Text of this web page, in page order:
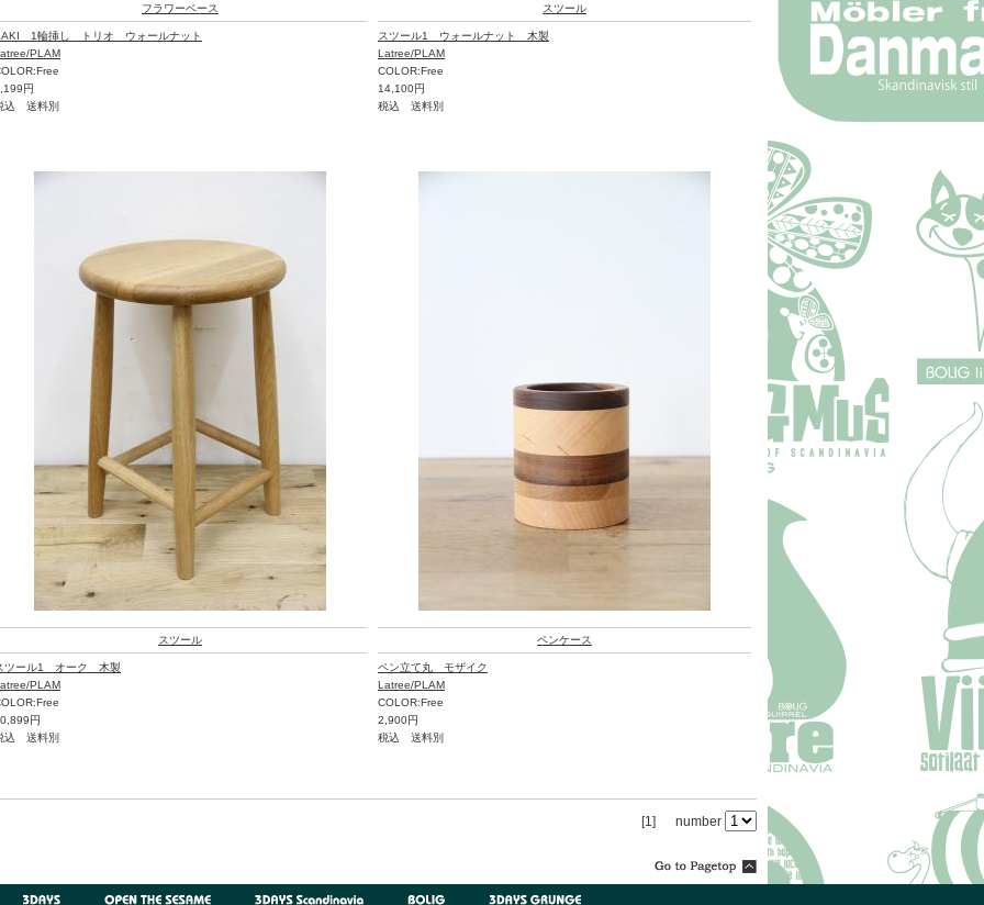
フラワーベース
1輪挿し トリオ ウォールナット
PLAM
円
込 送料別
スツール
スツール1 ウォールナット 木製
Latree/PLAM
COLOR:Free
14,100円
税込 送料別
スツール
ツール1 オーク 木製
PLAM
円
込 送料別
ペンケース
ペン立て丸 モザイク
Latree/PLAM
COLOR:Free
2,900円
税込 送料別
[1] number